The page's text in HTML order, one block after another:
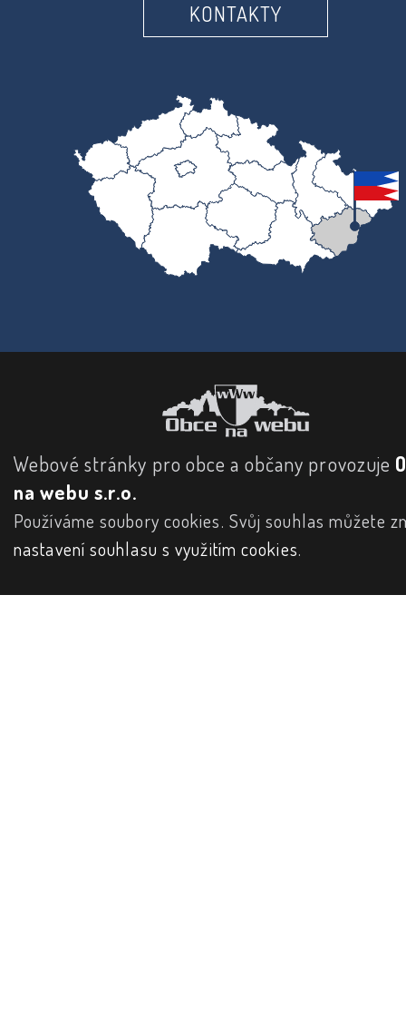
KONTAKTY
Webové stránky pro obce a občany provozuje
na webu s.r.o.
Používáme soubory cookies. Svůj souhlas můžete
nastavení souhlasu s využitím cookies.